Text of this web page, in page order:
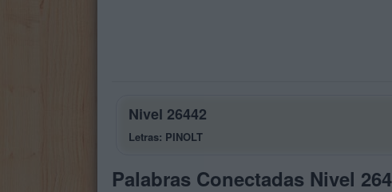
Nivel 26442
Letras: PINOLT
Palabras Conectadas Nivel